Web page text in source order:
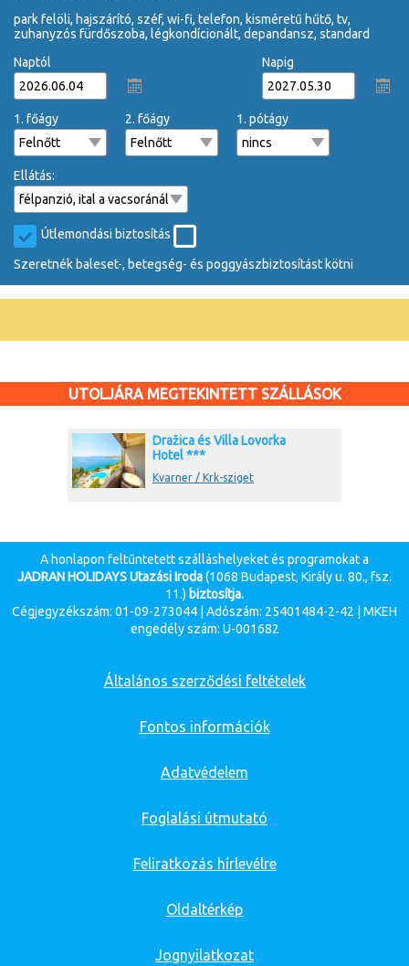
park felöli, hajszárító, széf, wi-fi, telefon, kisméretű hűtő, tv,
zuhanyzós fürdőszoba, légkondícionált, depandansz, standard
Naptól
Napig
1. főágy 2. főágy 1. pótágy
Ellátás:
Útlemondási biztosítás
Szeretnék baleset-, betegség- és poggyászbiztosítást kötni
UTOLJÁRA MEGTEKINTETT SZÁLLÁSOK
Dražica és Villa Lovorka
Hotel ***
Kvarner / Krk-sziget
A honlapon feltűntetett szálláshelyeket és programokat a
JADRAN HOLIDAYS Utazási Iroda(1068 Budapest, Király u. 80., fsz.
11.) biztosítja.
Cégjegyzékszám: 01-09-273044 | Adószám: 25401484-2-42 | MKEH
engedély szám: U-001682
Általános szerződési feltételek
Fontos információk
Adatvédelem
Foglalási útmutató
Feliratkozás hírlevélre
Oldaltérkép
Jognyilatkozat